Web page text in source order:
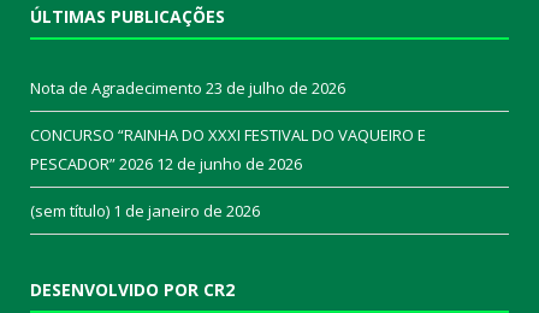
ÚLTIMAS PUBLICAÇÕES
Nota de Agradecimento 23 de julho de 2026
CONCURSO “RAINHA DO XXXI FESTIVAL DO VAQUEIRO E
PESCADOR” 2026 12 de junho de 2026
(sem título) 1 de janeiro de 2026
DESENVOLVIDO POR CR2